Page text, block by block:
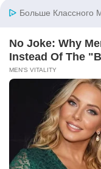
по экрану. –
Она устроилась
вела
что её любовь
детстве
только доход,
***